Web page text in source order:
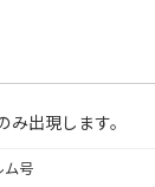
み出現します。
ム号